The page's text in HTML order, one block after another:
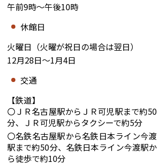
午前9時～午後10時
休館日
火曜日（火曜が祝日の場合は翌日）
12月28日～1月4日
交通
【鉄道】
〇ＪＲ名古屋駅からＪＲ可児駅まで約50
分、ＪＲ可児駅からタクシーで約5分
〇名鉄名古屋駅から名鉄日本ライン今渡
駅まで約50分、名鉄日本ライン今渡駅か
ら徒歩で約10分